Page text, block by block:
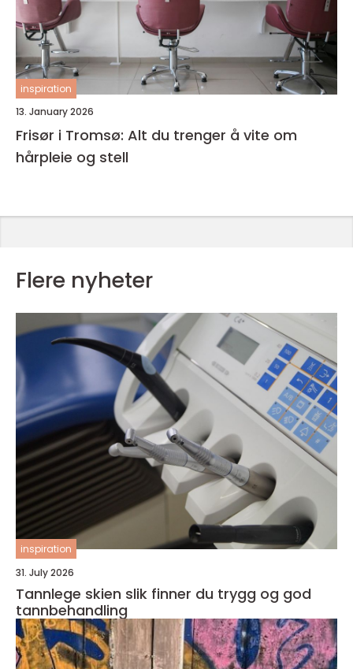
inspiration
13. January 2026
Frisør i Tromsø: Alt du trenger å vite om
hårpleie og stell
Flere nyheter
inspiration
31. July 2026
Tannlege skien slik finner du trygg og god
tannbehandling